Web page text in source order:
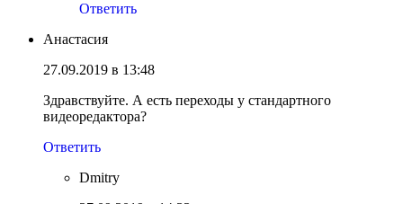
Ответить
Анастасия
27.09.2019 в 13:48
Здравствуйте. А есть переходы у стандартного
видеоредактора?
Ответить
Dmitry